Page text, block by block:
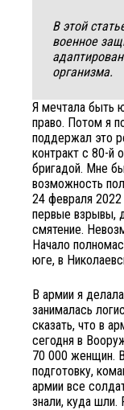
В этой
военное
организма.
Я мечтала быть
право. Потом я
поддержал это
контракт с 80-й
бригадой. Мне
возможность
24 февраля
первые взрывы,
смятение.
Начало
юге, в
В армии я
занималась
сказать, что в
сегодня в
70 000 женщин.
подготовку,
армии все
знали, куда шли.